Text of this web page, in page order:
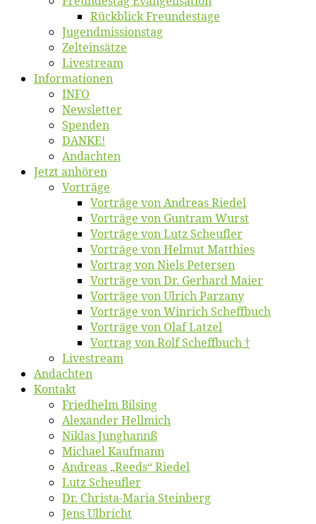
Rück­blick Freundestage
Jugend­mis­sions­tag
Zelt­ein­sät­ze
Live­stream
Informatio­nen
INFO
News­let­ter
Spen­den
DANKE!
An­dach­ten
Jetzt an­hö­ren
Vor­trä­ge
Vor­trä­ge von An­dre­as Riedel
Vor­trä­ge von Gun­tram Wurst
Vor­trä­ge von Lutz Scheufler
Vor­trä­ge von Hel­mut Matthies
Vor­trag von Niels Petersen
Vor­trä­ge von Dr. Ger­hard Maier
Vor­trä­ge von Ul­rich Parzany
Vor­trä­ge von Win­rich Scheffbuch
Vor­trä­ge von Olaf Latzel
Vor­trag von Rolf Scheffbuch †
Live­stream
An­dach­ten
Kon­takt
Fried­helm Bilsing
Alex­an­der Hellmich
Ni­klas Junghannß
Mi­cha­el Kaufmann
An­dre­as „Reeds“ Riedel
Lutz Scheuf­ler
Dr. Chris­­ta-Ma­ria Steinberg
Jens Ulb­richt